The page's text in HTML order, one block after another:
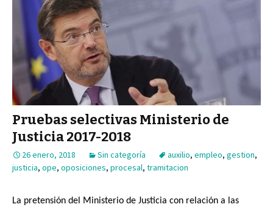
Pruebas selectivas Ministerio de
Justicia 2017-2018
26 enero, 2018 Sin categoría auxilio, empleo, gestion,
justicia, ope, oposiciones, procesal, tramitacion
La pretensión del Ministerio de Justicia con relación a las